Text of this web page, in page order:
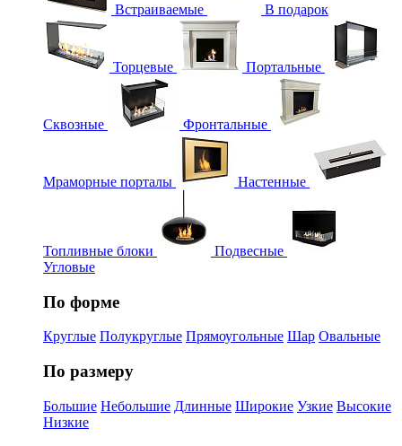
Встраиваемые В подарок
Торцевые Портальные
Сквозные Фронтальные
Мраморные порталы Настенные
Топливные блоки
Подвесные
Угловые
По форме
Круглые Полукруглые Прямоугольные Шар Овальные
По размеру
Большие Небольшие Длинные Широкие Узкие Высокие
Низкие